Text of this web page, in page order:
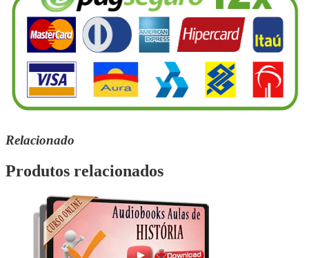
Relacionado
Produtos relacionados